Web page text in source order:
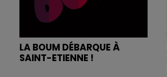
LA BOUM DÉBARQUE À
SAINT-ETIENNE !